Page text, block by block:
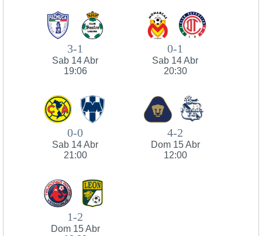
3-1
Sab 14 Abr
19:06
0-1
Sab 14 Abr
20:30
0-0
Sab 14 Abr
21:00
4-2
Dom 15 Abr
12:00
1-2
Dom 15 Abr